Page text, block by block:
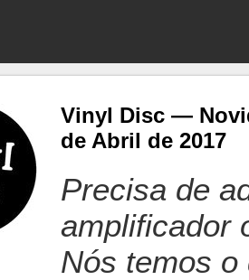
Vinyl Disc —
de Abril de 2017
Precisa de
amplificador
Nós temos o